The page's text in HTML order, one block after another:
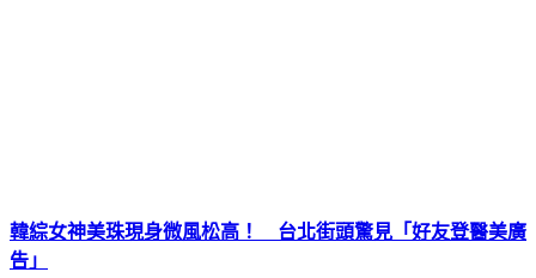
韓綜女神美珠現身微風松高！ 台北街頭驚見「好友登醫美廣
告」